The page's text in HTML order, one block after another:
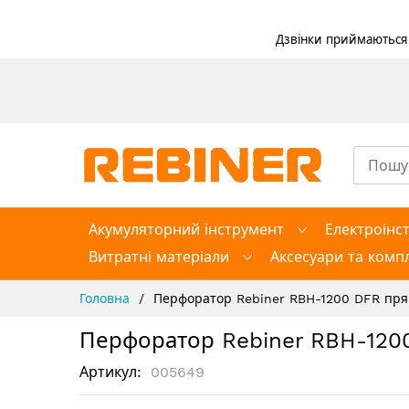
Дзвінки
Акумуляторний інструмент
Витратні матеріали
Аксесуари та
Головна Перфоратор Rebiner RBH-1200 DFR
Перфоратор Rebiner RBH-
Артикул 005649